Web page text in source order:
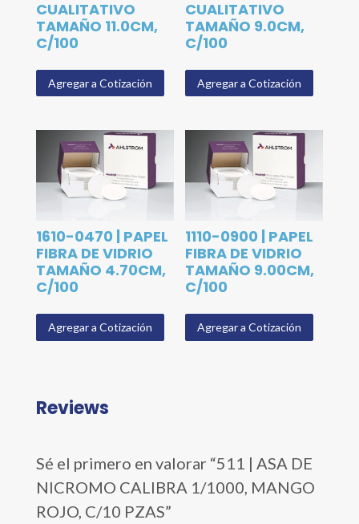
CUALITATIVO
TAMAÑO 11.0CM,
C/100
Agregar a Cotización
CUALITATIVO
TAMAÑO 9.0CM,
C/100
Agregar a Cotización
1610-0470 | PAPEL
FIBRA DE VIDRIO
TAMAÑO 4.70CM,
C/100
Agregar a Cotización
1110-0900 | PAPEL
FIBRA DE VIDRIO
TAMAÑO 9.00CM,
C/100
Agregar a Cotización
Reviews
Sé el primero en valorar “511 | ASA DE
NICROMO CALIBRA 1/1000, MANGO
ROJO, C/10 PZAS”